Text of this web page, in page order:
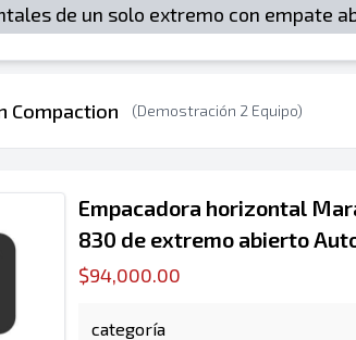
de un solo extremo con empate
Compaction (Demostración 2 Equipo)
Empacadora horizontal
830 de extremo abierto
$94,000.00
categoría